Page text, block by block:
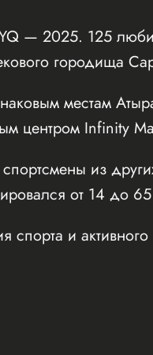
— 2025. 125
городища
местам
центром Infinity
из
от 14 до 65
спорта и